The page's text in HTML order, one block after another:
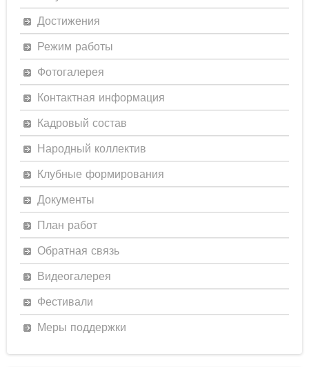
Достижения
Режим работы
Фотогалерея
Контактная информация
Кадровый состав
Народный коллектив
Клубные формирования
Документы
План работ
Обратная связь
Видеогалерея
Фестивали
Меры поддержки